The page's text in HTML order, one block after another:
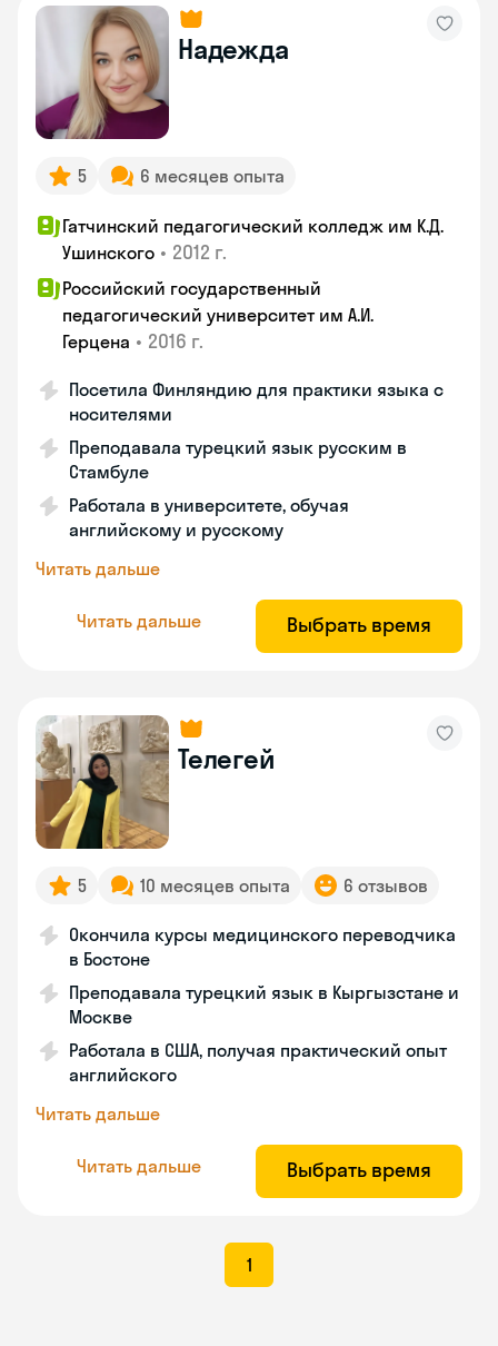
Надежда
5 6 месяцев опыта
Гатчинский педагогический колледж им К.Д.
Ушинского • 2012 г.
Российский государственный
педагогический университет им А.И.
Герцена • 2016 г.
Посетила Финляндию для практики языка с
носителями
Преподавала турецкий язык русским в
Стамбуле
Работала в университете, обучая
английскому и русскому
Читать дальше
Читать дальше Выбрать время
Телегей
5 10 месяцев опыта 6 отзывов
Окончила курсы медицинского переводчика
в Бостоне
Преподавала турецкий язык в Кыргызстане и
Москве
Работала в США, получая практический опыт
английского
Читать дальше
Читать дальше Выбрать время
1